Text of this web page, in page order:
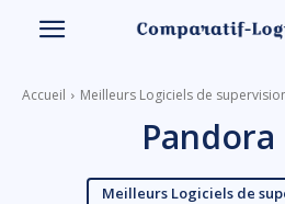
Accueil Meilleurs Logiciels de
Pandora
Meilleurs Logiciels de